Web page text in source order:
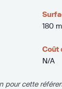
180 m
Coût
N/A
pour cette